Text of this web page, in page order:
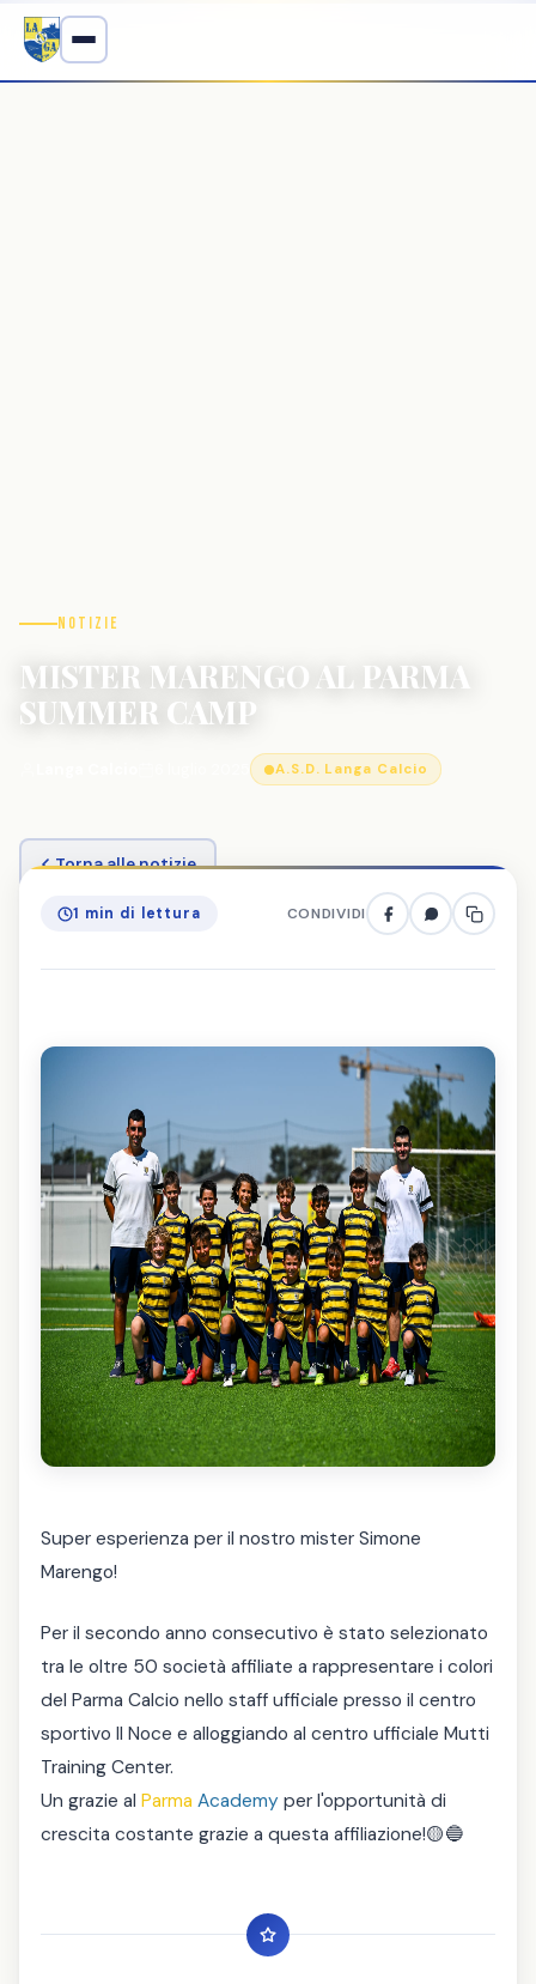
Notizie
MISTER MARENGO AL PARMA
SUMMER CAMP
A.S.D. Langa Calcio
Torna alle notizie
1 min di lettura CONDIVIDI
Super esperienza per il nostro mister Simone
Marengo!
Per il secondo anno consecutivo è stato selezionato
tra le oltre 50 società affiliate a rappresentare i colori
del Parma Calcio nello staff ufficiale presso il centro
sportivo Il Noce e alloggiando al centro ufficiale Mutti
Training Center.
Un grazie al Parma Academy per l'opportunità di
crescita costante grazie a questa affiliazione!🟡🔵